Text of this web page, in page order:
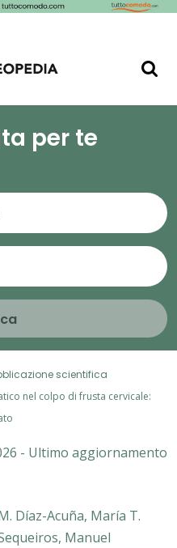
per te
scientifica
nel colpo di frusta cervicale:
- Ultimo aggiornamento
Díaz-Acuña, María T.
Manuel